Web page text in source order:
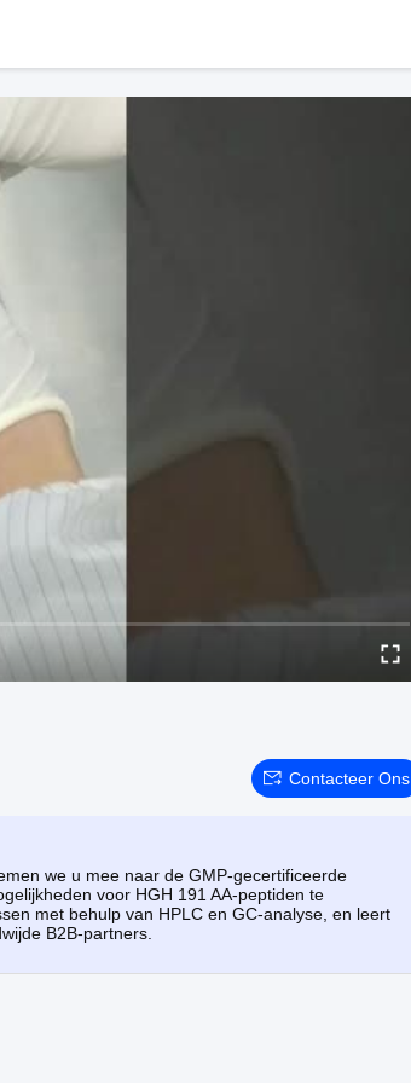
Contacteer Ons
we u mee naar de GMP-gecertificeerde
voor HGH 191 AA-peptiden te
met behulp van HPLC en GC-analyse, en leert
B2B-partners.